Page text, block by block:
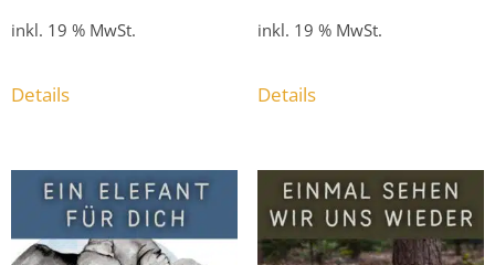
inkl. 19 % MwSt.
Details
inkl. 19 % MwSt.
Details